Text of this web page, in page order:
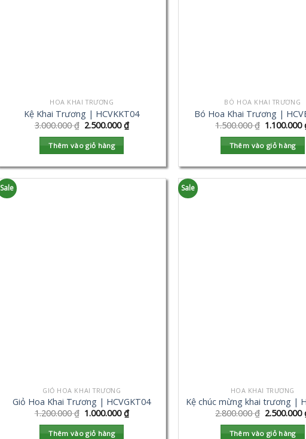
HOA KHAI TRƯƠNG
Kệ Khai Trương | HCVKKT04
3.000.000₫ 2.500.000₫
Thêm vào giỏ hàng
BÓ HOA KHAI TRƯƠNG
Bó Hoa Khai Trương |
1.500.000₫ 1.100.000
Thêm vào giỏ hàng
Sale
GIỎ HOA KHAI TRƯƠNG
Giỏ Hoa Khai Trương | HCVGKT04
1.200.000₫ 1.000.000₫
Thêm vào giỏ hàng
Sale
HOA KHAI TRƯƠNG
Kệ chúc mừng khai trương |
2.800.000₫ 2.500.000
Thêm vào giỏ hàng